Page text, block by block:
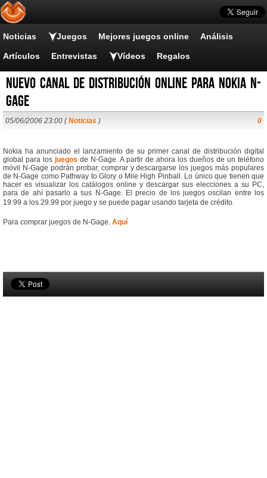
Noticias Juegos Mejores juegos online Análisis
Artículos Entrevistas Vídeos Regalos
Nuevo canal de distribución online para Nokia N-
Gage
05/06/2006 23:00 (Noticias ) 0
Nokia ha anunciado el lanzamiento de su primer canal de distribución digital
global para los juegos de N-Gage. A partir de ahora los dueños de un teléfono
móvil N-Gage podrán probar, comprar y descargarse los juegos más populares
de N-Gage como Pathway to Glory o Mile High Pinball. Lo único que tienen que
hacer es visualizar los catálogos online y descargar sus elecciones a su PC,
para de ahí pasarlo a sus N-Gage. El precio de los juegos oscilan entre los
19.99 a los 29.99 por juego y se puede pagar usando tarjeta de crédito.
Para comprar juegos de N-Gage. Aquí